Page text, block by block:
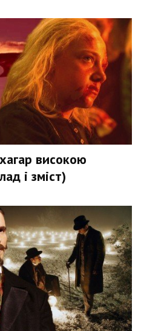
високою
і зміст)